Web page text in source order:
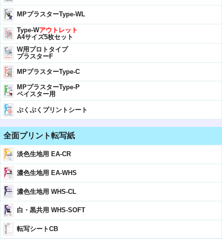
MPプラスターType-WL
Type-Wアウトレット
A4サイズ5枚セット
W用プロトタイプ
プラスターF
MPプラスターType-C
MPプラスターType-P
ペイスター用
ぷくぷくプリントシート
全面プリント転写紙
淡色生地用 EA-CR
濃色生地用 EA-WHS
濃色生地用 WHS-CL
白・黒共用 WHS-SOFT
転写シートCB